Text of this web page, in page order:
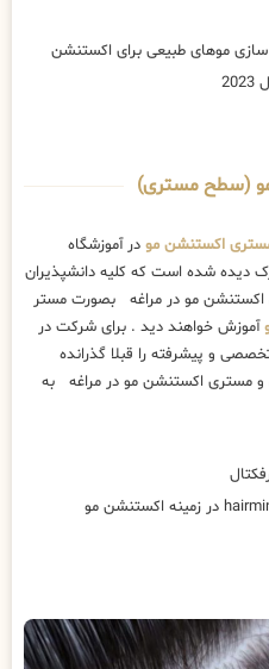
سازی موهای طبیعی برای اکستنشن
مو (سطح مستری)
اکستنشن مو در آموزشگاه
دیده شده است که کلیه دانشپذیران
اکستنشن مو در مراغه بصورت مستر
آموزش خواهند دید . برای شرکت در
و پیشرفته را قبلا گذرانده
مستری اکستنشن مو در مراغه به